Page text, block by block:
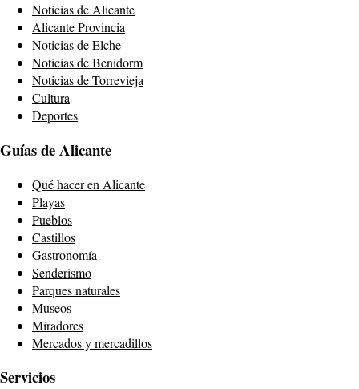
Noticias de Alicante
Alicante Provincia
Noticias de Elche
Noticias de Benidorm
Noticias de Torrevieja
Cultura
Deportes
Guías de Alicante
Qué hacer en Alicante
Playas
Pueblos
Castillos
Gastronomía
Senderismo
Parques naturales
Museos
Miradores
Mercados y mercadillos
Servicios